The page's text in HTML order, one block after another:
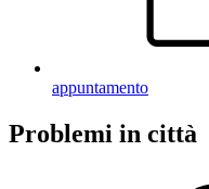
appuntamento
Problemi in città